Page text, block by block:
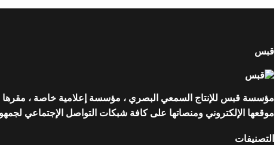
قبس
مؤسسة قبس للإنتاج السمعي البصري ، مؤسسة إعلامية خاصة ، مقرها
موقعها الإلكتروني ومنصاتها على كافة شبكات التواصل الإجتماعي
التصنيفات